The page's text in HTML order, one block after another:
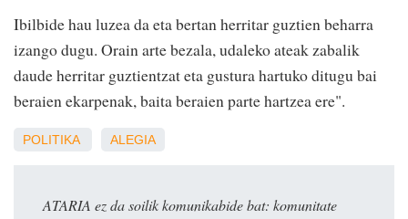
Ibilbide hau luzea da eta bertan herritar guztien beharra
izango dugu. Orain arte bezala, udaleko ateak zabalik
daude herritar guztientzat eta gustura hartuko ditugu bai
beraien ekarpenak, baita beraien parte hartzea ere".
POLITIKA ALEGIA
ATARIA ez da soilik komunikabide bat: komunitate